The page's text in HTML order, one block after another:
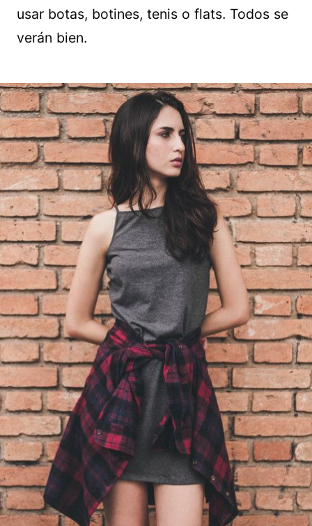
usar botas, botines, tenis o flats. Todos se
verán bien.